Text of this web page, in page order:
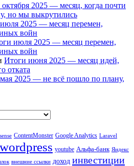
2025 — месяц, когда почти
но мы выкрутились
2025 — месяц перемен,
войн
июля 2025 — месяц перемен,
войн
Итоги июня 2025 — месяц идей,
отката
2025 — не всё пошло по плану,
ContentMonster Google Analytics Laravel
wordpress youtube Альфа-банк Яндекс
внешние ссылки доход инвестиции